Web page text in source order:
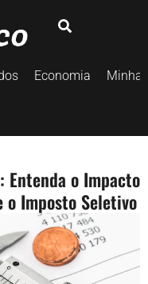
Economia
o Impacto
o Imposto Seletivo